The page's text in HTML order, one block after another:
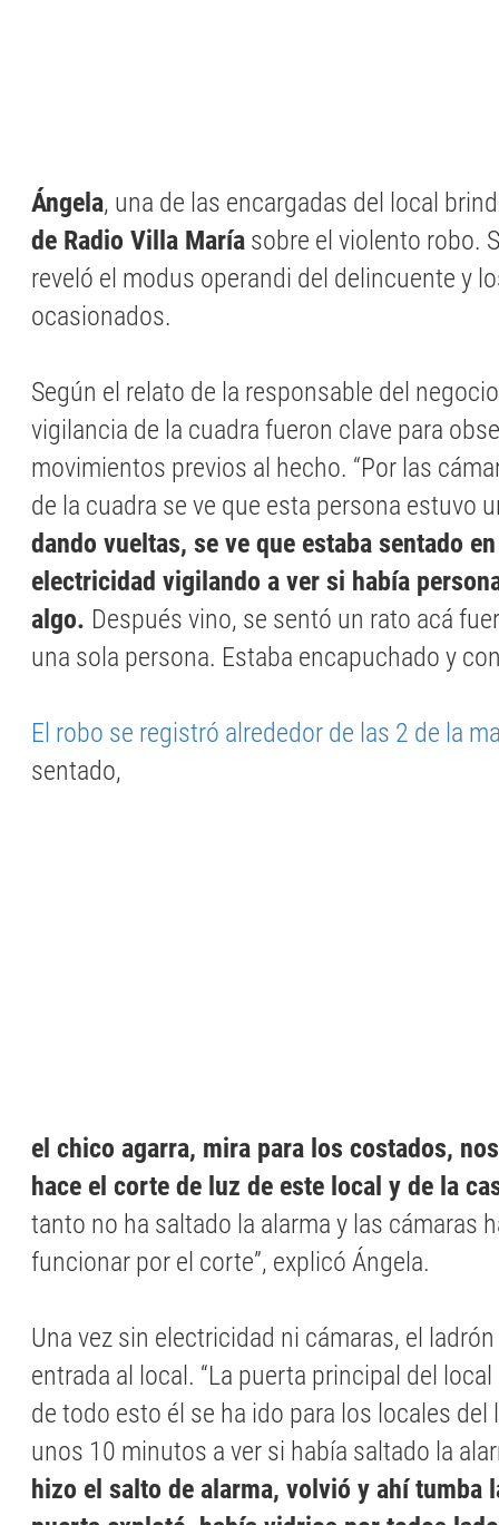
Ángela, una de las encargadas del local
de Radio Villa María sobre el violento robo.
reveló el modus operandi del delincuente y
ocasionados.
Según el relato de la responsable del
vigilancia de la cuadra fueron clave para
movimientos previos al hecho. “Por las
de la cuadra se ve que esta persona estuvo
dando vueltas, se ve que estaba sentado
electricidad vigilando a ver si había
algo. Después vino, se sentó un rato acá
una sola persona. Estaba encapuchado y
El robo se registró alrededor de las 2 de la
sentado,
el chico agarra, mira para los costados,
hace el corte de luz de este local y de la
tanto no ha saltado la alarma y las cámaras
funcionar por el corte”, explicó Ángela.
Una vez sin electricidad ni cámaras, el
entrada al local. “La puerta principal del
de todo esto él se ha ido para los locales del
unos 10 minutos a ver si había saltado la
hizo el salto de alarma, volvió y ahí tumba